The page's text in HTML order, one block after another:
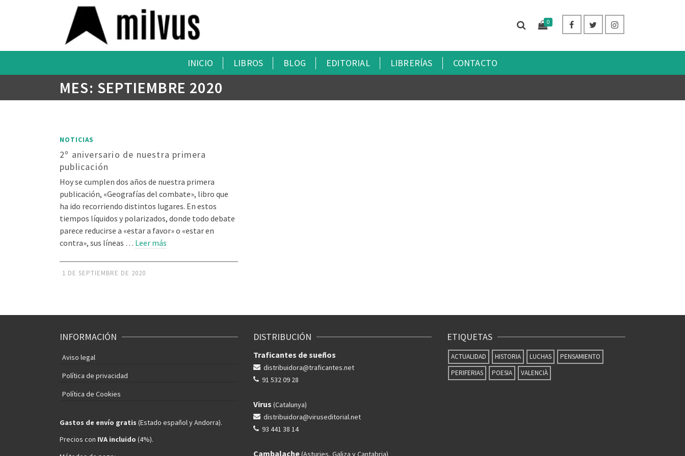
0
INICIO LIBROS BLOG EDITORIAL LIBRERÍAS CONTACTO
MES: SEPTIEMBRE 2020
NOTICIAS
2º aniversario de nuestra primera
publicación
Hoy se cumplen dos años de nuestra primera
publicación, «Geografías del combate», libro que
ha ido recorriendo distintos lugares. En estos
tiempos líquidos y polarizados, donde todo debate
parece reducirse a «estar a favor» o «estar en
contra», sus líneas … Leer más
1 DE SEPTIEMBRE DE 2020
INFORMACIÓN
Aviso legal
Política de privacidad
Política de Cookies
Gastos de envío gratis (Estado español y Andorra).
Precios con IVA incluido (4%).
DISTRIBUCIÓN
Traficantes de sueños
distribuidora@traficantes.net
91 532 09 28
Virus (Catalunya)
distribuidora@viruseditorial.net
93 441 38 14
Cambalache(Asturies, Galiza y Cantabria)
ETIQUETAS
ACTUALIDAD HISTORIA LUCHAS
PENSAMIENTO
PERIFERIAS
POESIA VALENCIÀ